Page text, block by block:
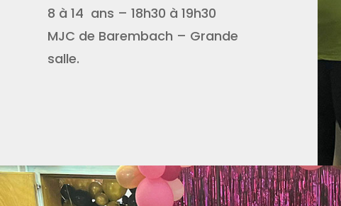
8 à 14 ans – 18h30 à 19h30
MJC de Barembach – Grande
salle.